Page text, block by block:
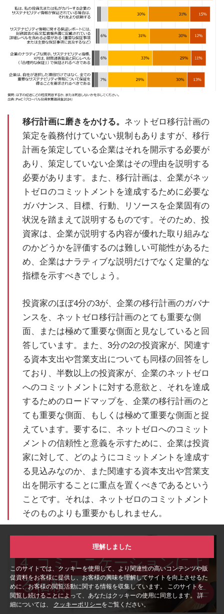
このサイトでは、クッキーを使用して、より関連性の高いコンテンツや販
促資料をお客様に提供し、お客様の興味を理解してサイトを向上させるた
めに、お客様の閲覧活動に関する情報を収集しています。 このサイトを
閲覧し続けることによって、あなたはクッキーの使用に同意します。 詳
細については、 クッキーポリシーをご覧ください。
理解しました
移行計画に磨きをかける。 ネットゼロ移行計画の
策定を義務付けていない規制もありますが、移行
計画を策定している企業はそれを開示する必要が
あり、策定していない企業はその理由を説明する
必要があります。また、移行計画は、企業がネッ
トゼロのコミットメントを達成するために必要な
ガバナンス、目標、行動、リソースを企業固有の
状況を踏まえて説明するものです。そのため、投
資家は、企業が説明する内容が優れた取り組みな
のかどうかを評価するのは難しい可能性があるた
め、企業はナラティブな説明だけでなく定量的な
指標を示すべきでしょう。
投資家のほぼ4分の3が、企業の移行計画のガバナ
ンスを、ネットゼロ移行計画のとても重要な側
面、または極めて重要な側面と見なしていると回
答しています。また、3分の2の投資家が、関連す
る資本支出や営業支出についても同様の回答をし
ており、半数以上の投資家が、企業のネットゼロ
へのコミットメントに対する意欲と、それを達成
するためのロードマップを、企業の移行計画のと
ても重要な側面、もしくは極めて重要な側面と捉
えています。要するに、ネットゼロへのコミット
メントの信頼性と意義を示すために、企業は投資
家に対して、どのようにコミットメントを達成す
る見込みなのか、また関連する資本支出や営業支
出を開示することに重点を置くべきであるという
ことです。それは、ネットゼロのコミットメント
そのものよりも重要かもしれません。
4. コミュニケーションによ
る信頼